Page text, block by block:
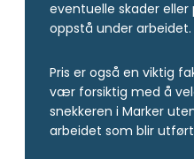
eventuelle skader
oppstå under arbeidet.
Pris er også en viktig
vær forsiktig med å
snekkeren i Marker
arbeidet som blir